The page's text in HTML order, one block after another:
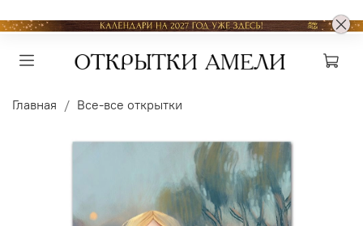
Главная Все-все открытки